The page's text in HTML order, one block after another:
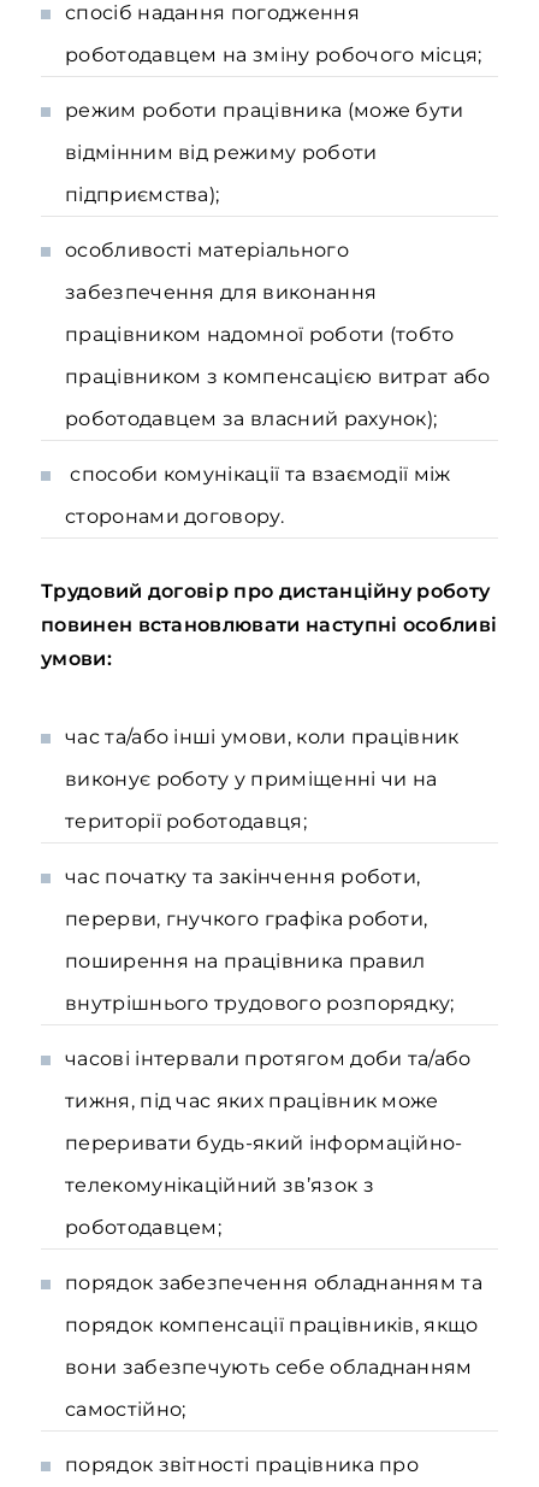
спосіб надання погодження
роботодавцем на зміну робочого місця;
режим роботи працівника (може бути
відмінним від режиму роботи
підприємства);
особливості матеріального
забезпечення для виконання
працівником надомної роботи (тобто
працівником з компенсацією витрат або
роботодавцем за власний рахунок);
способи комунікації та взаємодії між
сторонами договору.
Трудовий договір про дистанційну роботу
повинен встановлювати наступні особливі
умови:
час та/або інші умови, коли працівник
виконує роботу у приміщенні чи на
території роботодавця;
час початку та закінчення роботи,
перерви, гнучкого графіка роботи,
поширення на працівника правил
внутрішнього трудового розпорядку;
часові інтервали протягом доби та/або
тижня, під час яких працівник може
переривати будь-який інформаційно-
телекомунікаційний зв’язок з
роботодавцем;
порядок забезпечення обладнанням та
порядок компенсації працівників, якщо
вони забезпечують себе обладнанням
самостійно;
порядок звітності працівника про